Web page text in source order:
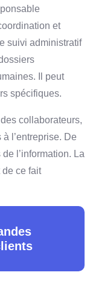
et
suivi administratif
Il peut
spécifiques.
collaborateurs,
l’entreprise. De
l’information. La
ce fait